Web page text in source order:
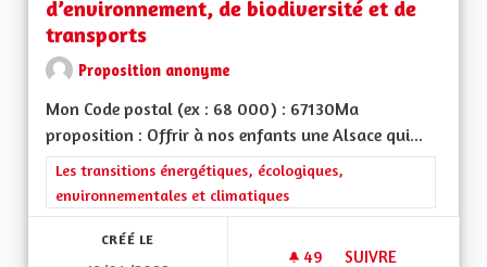
d’environnement, de biodiversité et de
transports
Proposition anonyme
Mon Code postal (ex : 68 000) : 67130Ma
proposition : Offrir à nos enfants une Alsace qui...
Filtrer les résultats de la catégorie : Les transitions
Les transitions énergétiques, écologiques,
environnementales et climatiques
CRÉÉ LE
49 49 ABONNÉS
SUIVRE